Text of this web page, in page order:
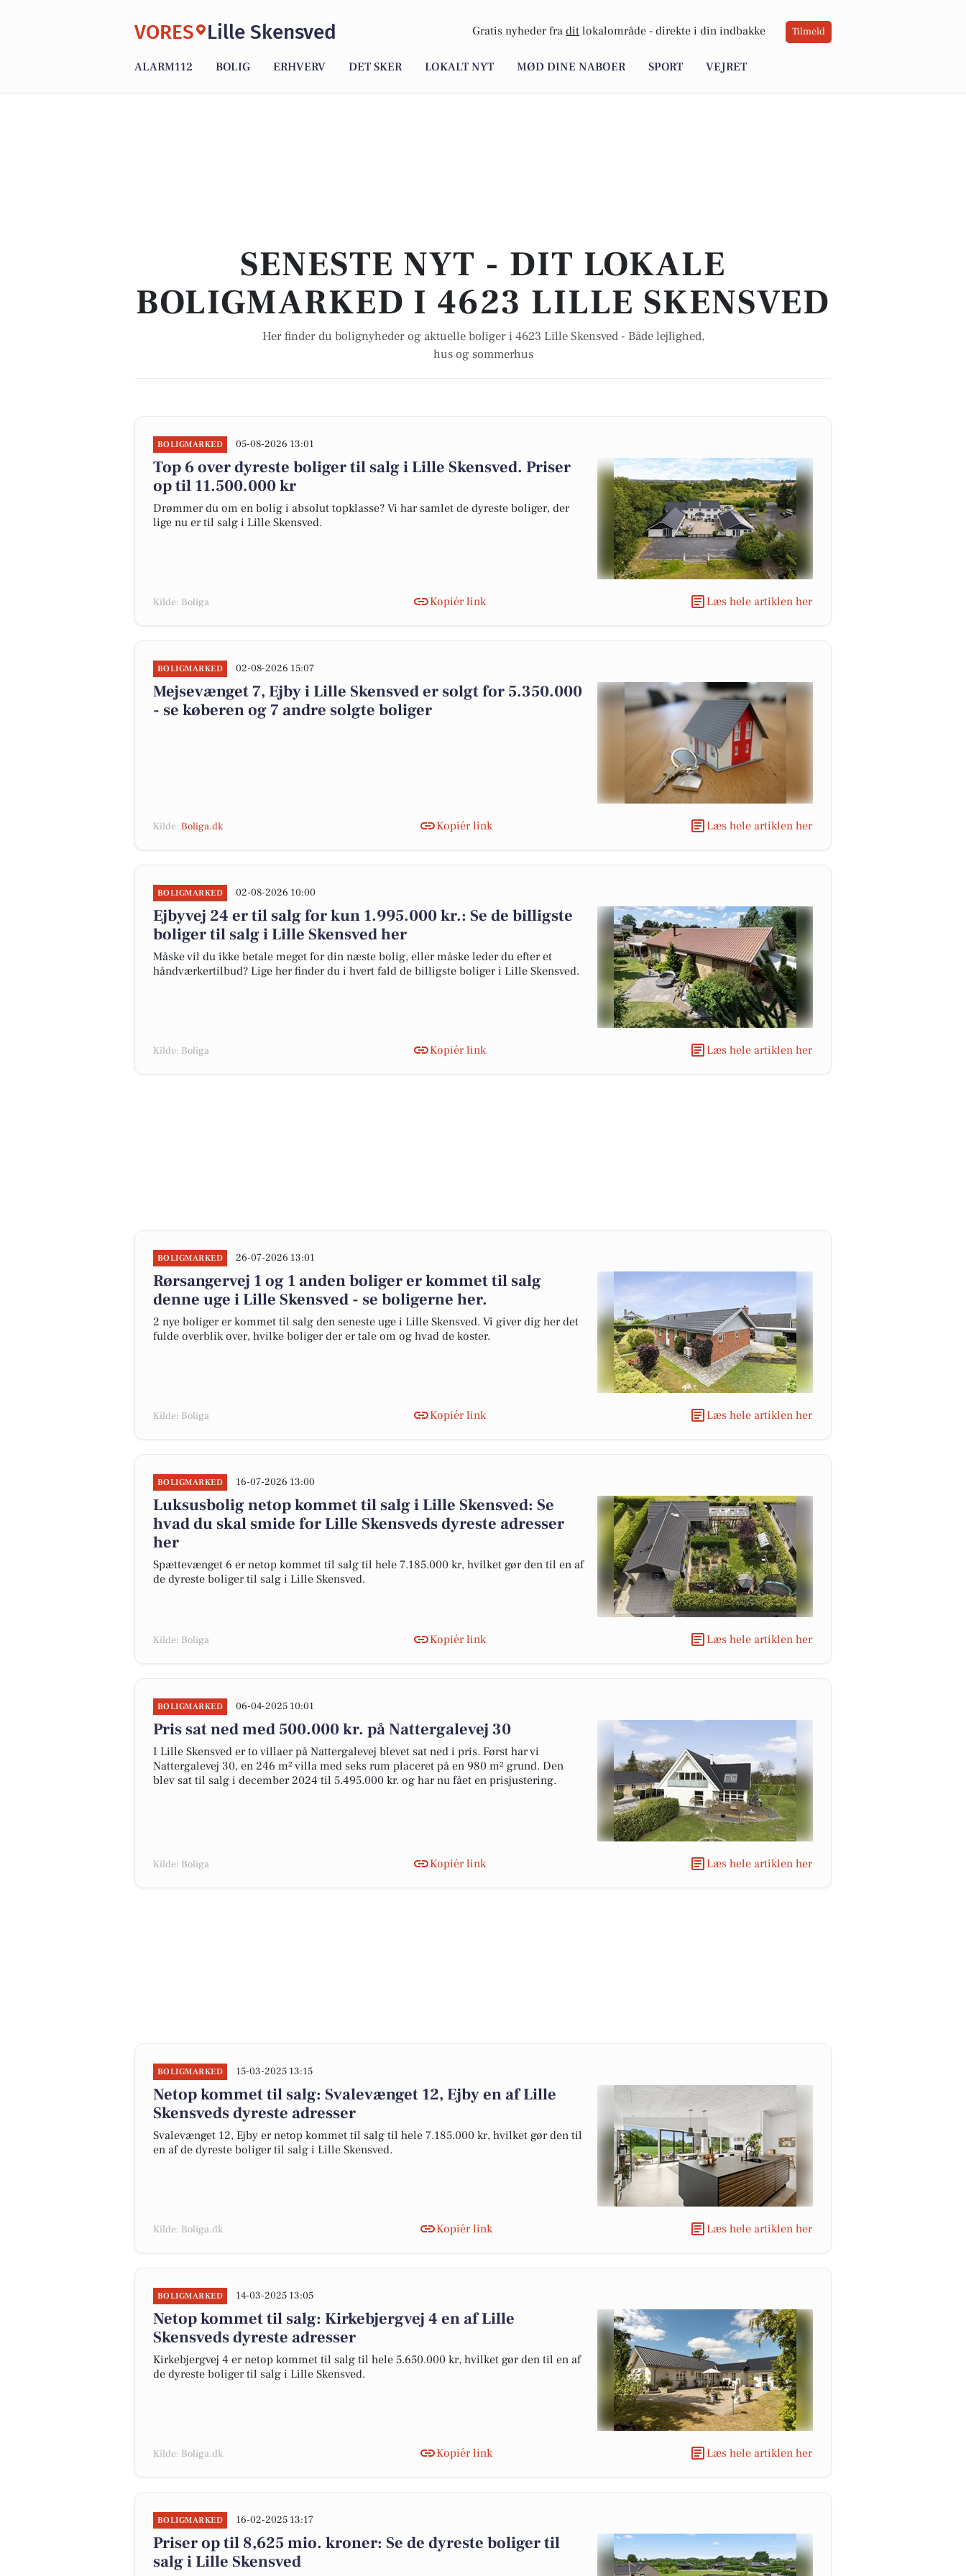
VORES Lille Skensved Gratis nyheder fra dit lokalområde - direkte i din indbakke Tilmeld
ALARM112 BOLIG ERHVERV DET SKER LOKALT NYT MØD DINE NABOER SPORT VEJRET
SENESTE NYT - DIT LOKALE
BOLIGMARKED I 4623 LILLE SKENSVED
Her finder du bolignyheder og aktuelle boliger i 4623 Lille Skensved - Både lejlighed,
hus og sommerhus
BOLIGMARKED 05-08-2026 13:01
Top 6 over dyreste boliger til salg i Lille Skensved. Priser
op til 11.500.000 kr
Drømmer du om en bolig i absolut topklasse? Vi har samlet de dyreste boliger, der
lige nu er til salg i Lille Skensved.
Kilde: Boliga Kopiér link Læs hele artiklen her
BOLIGMARKED 02-08-2026 15:07
Mejsevænget 7, Ejby i Lille Skensved er solgt for 5.350.000
- se køberen og 7 andre solgte boliger
Kilde: Boliga.dk Kopiér link Læs hele artiklen her
BOLIGMARKED 02-08-2026 10:00
Ejbyvej 24 er til salg for kun 1.995.000 kr.: Se de billigste
boliger til salg i Lille Skensved her
Måske vil du ikke betale meget for din næste bolig, eller måske leder du efter et
håndværkertilbud? Lige her finder du i hvert fald de billigste boliger i Lille Skensved.
Kilde: Boliga Kopiér link Læs hele artiklen her
BOLIGMARKED 26-07-2026 13:01
Rørsangervej 1 og 1 anden boliger er kommet til salg
denne uge i Lille Skensved - se boligerne her.
2 nye boliger er kommet til salg den seneste uge i Lille Skensved. Vi giver dig her det
fulde overblik over, hvilke boliger der er tale om og hvad de koster.
Kilde: Boliga Kopiér link Læs hele artiklen her
BOLIGMARKED 16-07-2026 13:00
Luksusbolig netop kommet til salg i Lille Skensved: Se
hvad du skal smide for Lille Skensveds dyreste adresser
her
Spættevænget 6 er netop kommet til salg til hele 7.185.000 kr, hvilket gør den til en af
de dyreste boliger til salg i Lille Skensved.
Kilde: Boliga Kopiér link Læs hele artiklen her
BOLIGMARKED 06-04-2025 10:01
Pris sat ned med 500.000 kr. på Nattergalevej 30
I Lille Skensved er to villaer på Nattergalevej blevet sat ned i pris. Først har vi
Nattergalevej 30, en 246 m² villa med seks rum placeret på en 980 m² grund. Den
blev sat til salg i december 2024 til 5.495.000 kr. og har nu fået en prisjustering.
Kilde: Boliga Kopiér link Læs hele artiklen her
BOLIGMARKED 15-03-2025 13:15
Netop kommet til salg: Svalevænget 12, Ejby en af Lille
Skensveds dyreste adresser
Svalevænget 12, Ejby er netop kommet til salg til hele 7.185.000 kr, hvilket gør den til
en af de dyreste boliger til salg i Lille Skensved.
Kilde: Boliga.dk Kopiér link Læs hele artiklen her
BOLIGMARKED 14-03-2025 13:05
Netop kommet til salg: Kirkebjergvej 4 en af Lille
Skensveds dyreste adresser
Kirkebjergvej 4 er netop kommet til salg til hele 5.650.000 kr, hvilket gør den til en af
de dyreste boliger til salg i Lille Skensved.
Kilde: Boliga.dk Kopiér link Læs hele artiklen her
BOLIGMARKED 16-02-2025 13:17
Priser op til 8,625 mio. kroner: Se de dyreste boliger til
salg i Lille Skensved